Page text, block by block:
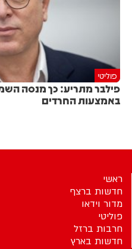
פוליטי
פילבר מתריע: כך מנסה
באמצעות החרדים
ראשי
חדשות ברצף
מדור וידאו
פוליטי
חרבות ברזל
חדשות בארץ